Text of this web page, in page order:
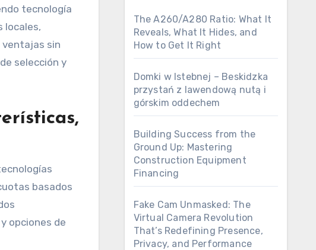
tecnología
locales,
ventajas sin
selección y
basados
opciones de
The A260/A280 Ratio: What It
Reveals, What It Hides, and
How to Get It Right
Domki w Istebnej – Beskidzka
przystań z lawendową nutą i
górskim oddechem
Building Success from the
Ground Up: Mastering
Construction Equipment
Financing
Fake Cam Unmasked: The
Virtual Camera Revolution
That’s Redefining Presence,
Privacy, and Performance